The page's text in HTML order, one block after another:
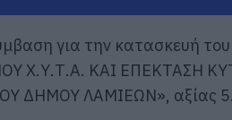
για την κατασκευή του
Χ.Υ.Τ.Α. ΚΑΙ ΕΠΕΚΤΑΣΗ
ΔΗΜΟΥ ΛΑΜΙΕΩΝ», αξίας